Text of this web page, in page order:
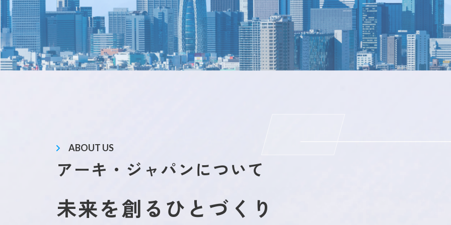
ABOUT US
アーキ・ジャパンについて
未来を創るひとづくり